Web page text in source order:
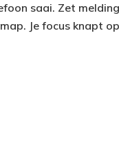
saai. Zet
Je focus knapt